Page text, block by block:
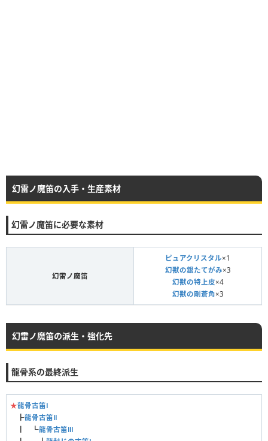
幻雷ノ魔笛の入手・生産素材
幻雷ノ魔笛に必要な素材
幻雷ノ魔笛
ピュアクリスタル×1
幻獣の銀たてがみ×3
幻獣の特上皮×4
幻獣の剛蒼角×3
幻雷ノ魔笛の派生・強化先
龍骨系の最終派生
★龍骨古笛Ⅰ
┣龍骨古笛Ⅱ
┃ ┗龍骨古笛Ⅲ